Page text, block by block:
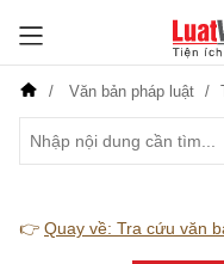
Văn bản pháp luật
👉 Quay về: Tra cứu văn